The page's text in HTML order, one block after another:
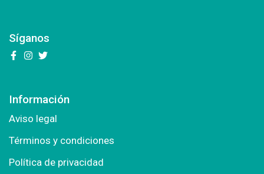
Síganos
Información
Aviso legal
Términos y condiciones
Política de privacidad